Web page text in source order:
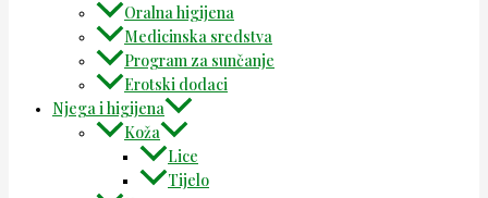
Oralna higijena
Medicinska sredstva
Program za sunčanje
Erotski dodaci
Njega i higijena
Koža
Lice
Tijelo